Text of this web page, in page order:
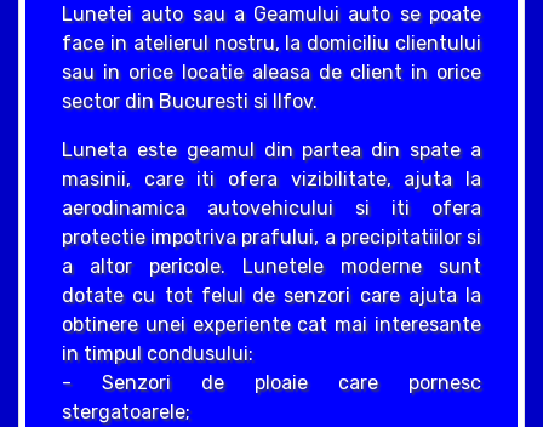
Lunetei auto sau a Geamului auto se poate
face in atelierul nostru, la domiciliu clientului
sau in orice locatie aleasa de client in orice
sector din Bucuresti si Ilfov.
Luneta este geamul din partea din spate a
masinii, care iti ofera vizibilitate, ajuta la
aerodinamica autovehicului si iti ofera
protectie impotriva prafului, a precipitatiilor si
a altor pericole. Lunetele moderne sunt
dotate cu tot felul de senzori care ajuta la
obtinere unei experiente cat mai interesante
in timpul condusului:
- Senzori de ploaie care pornesc
stergatoarele;